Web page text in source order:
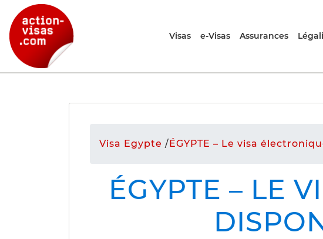
Visas e-Visas Assurances
Visa Egypte /ÉGYPTE – Le visa
ÉGYPTE – LE